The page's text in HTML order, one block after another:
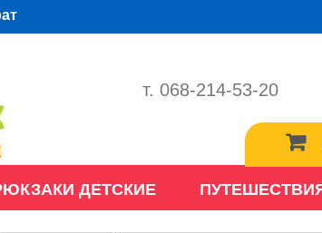
т. 068-214-53-20
ДЕТСКИЕ